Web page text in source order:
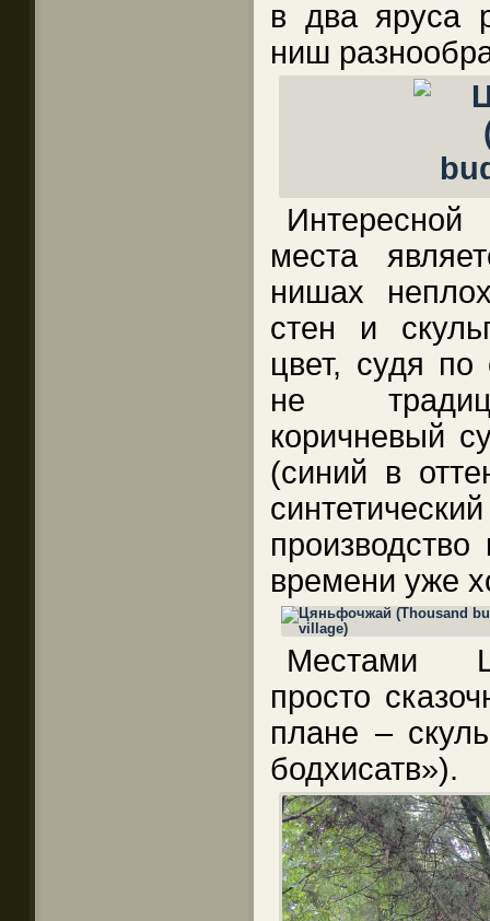
в два яруса
ниш
места
нишах
стен и
цвет, судя
не
коричневый
(синий в
времени уже
Местами
просто
плане –
бодхисатв»).